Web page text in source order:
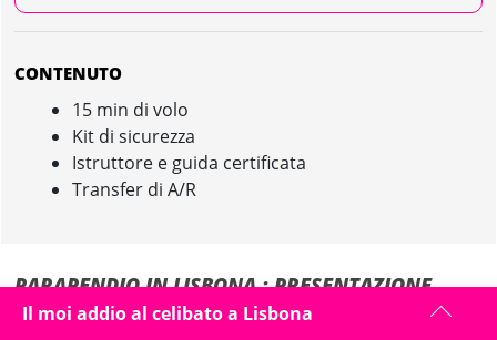
CONTENUTO
15 min di volo
Kit di sicurezza
Istruttore e guida certificata
Transfer di A/R
PARAPENDIO IN LISBONA : PRESENTAZIONE
Il moi addio al celibato a Lisbona